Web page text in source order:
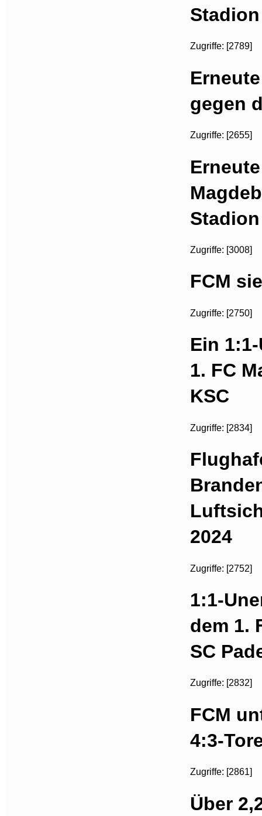
Zugriffe: [2789]
gegen
Zugriffe: [2655]
Stadion
Zugriffe: [3008]
FCM
Zugriffe: [2750]
Ein
1. FC
KSC
Zugriffe: [2834]
2024
Zugriffe: [2752]
1:1-
dem 1.
SC
Zugriffe: [2832]
FCM
4:3-
Zugriffe: [2861]
Über